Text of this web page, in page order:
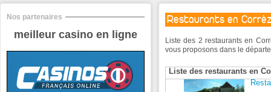
Restaurants en
Liste des 2 restaurants en
vous proposons dans le
Liste des restaurants en
Nos partenaires
meilleur casino en ligne